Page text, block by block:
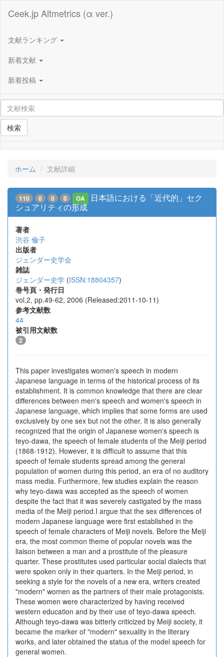
Ceek.jp Altmetrics (α ver.)
文献ランキング
新着文献
新着投稿
検索
ホーム 文献詳細
110 0 0 0 OA
日本語における「近代的」セク
シュアリティの形成
著者
渋谷 倫子
出版者
ジェンダー史学会
雑誌
ジェンダー史学 (ISSN:18804357)
巻号頁・発行日
vol.2, pp.49-62, 2006 (Released:2011-10-11)
参考文献数
44
被引用文献数
2
This paper investigates women's speech in modern
Japanese language in terms of the historical process of its
establishment. It is common knowledge that there are clear
differences between men's speech and women's speech in
Japanese language, which implies that some forms are used
exclusively by one sex but not the other. It is also generally
recognized that the origin of Japanese women's speech is
teyo-dawa, the speech of female students of the Meiji period
(1868-1912). However, it is difficult to assume that this
speech of female students spread among the general
population of women during this period, an era of no auditory
mass media. Furthermore, few studies explain the reason
why teyo-dawa was accepted as the speech of women
despite the fact that it was severely castigated by the mass
media of the Meiji period.I argue that the sex differences of
modern Japanese language were first established in the
speech of female characters of Meiji novels. Before the Meiji
era, the most common theme of popular novels was the
liaison between a man and a prostitute of the pleasure
quarter. These prostitutes used particular social dialects that
were spoken only in their quarters. In the Meiji period, in
seeking a style for the novels of a new era, writers created
"modern" women as the partners of their male protagonists.
These women were characterized by having received
western education and by their use of teyo-dawa speech.
Although teyo-dawa was bitterly criticized by Meiji society, it
became the marker of "modern" sexuality in the literary
works, and later obtained the status of the model speech for
general women.